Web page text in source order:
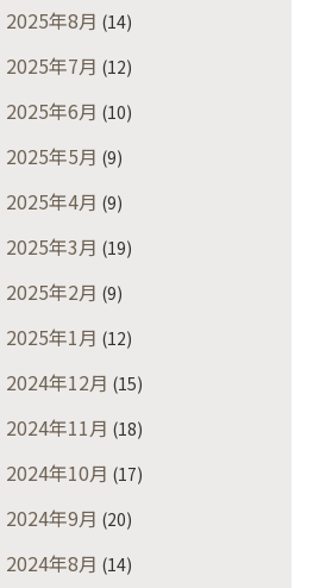
2025年8月 (14)
2025年7月 (12)
2025年6月 (10)
2025年5月 (9)
2025年4月 (9)
2025年3月 (19)
2025年2月 (9)
2025年1月 (12)
2024年12月 (15)
2024年11月 (18)
2024年10月 (17)
2024年9月 (20)
2024年8月 (14)